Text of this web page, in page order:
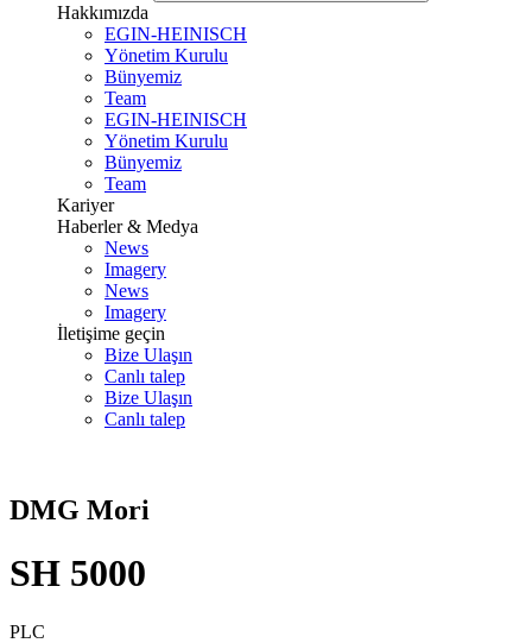
Hakkımızda
EGIN-HEINISCH
Yönetim Kurulu
Bünyemiz
Team
EGIN-HEINISCH
Yönetim Kurulu
Bünyemiz
Team
Kariyer
Haberler & Medya
News
Imagery
News
Imagery
İletişime geçin
Bize Ulaşın
Canlı talep
Bize Ulaşın
Canlı talep
DMG Mori
SH 5000
PLC